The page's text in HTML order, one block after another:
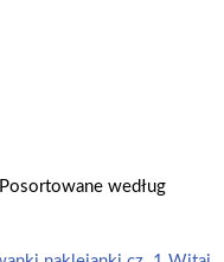
Posortowane według